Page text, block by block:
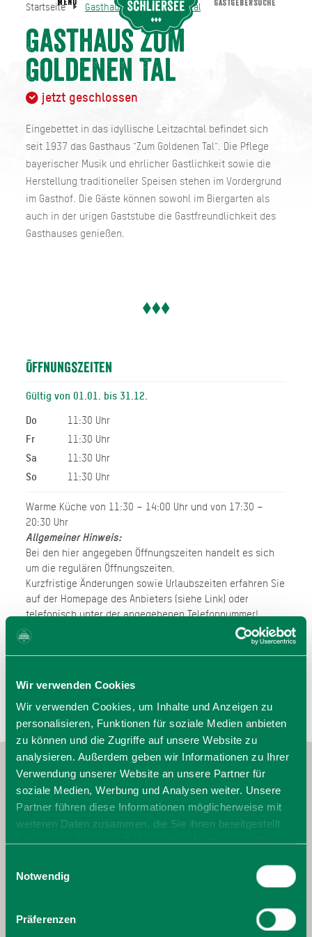
Wir verwenden Cookies
Wir verwenden Cookies, um Inhalte und Anzeigen zu
personalisieren, Funktionen für soziale Medien anbieten
zu können und die Zugriffe auf unsere Website zu
analysieren. Außerdem geben wir Informationen zu Ihrer
Verwendung unserer Website an unsere Partner für
soziale Medien, Werbung und Analysen weiter. Unsere
Partner führen diese Informationen möglicherweise mit
weiteren Daten zusammen, die Sie ihnen bereitgestellt
Cookies, wenn Sie unsere Webseite weiterhin nutzen.
Notwendig
Präferenzen
Startseite Gasthaus Zum Goldenen Tal
Gasthaus Zum
Goldenen Tal
jetzt geschlossen
Eingebettet in das idyllische Leitzachtal befindet sich
seit 1937 das Gasthaus "Zum Goldenen Tal". Die Pflege
bayerischer Musik und ehrlicher Gastlichkeit sowie die
Herstellung traditioneller Speisen stehen im Vordergrund
im Gasthof. Die Gäste können sowohl im Biergarten als
auch in der urigen Gaststube die Gastfreundlichkeit des
Gasthauses genießen.
Öffnungszeiten
Gültig von 01.01. bis 31.12.
Do
11:30 Uhr
Fr
11:30 Uhr
Sa
11:30 Uhr
So
11:30 Uhr
Warme Küche von 11:30 – 14:00 Uhr und von 17:30 –
20:30 Uhr
Allgemeiner Hinweis:
Bei den hier angegeben Öffnungszeiten handelt es sich
um die regulären Öffnungszeiten.
Kurzfristige Änderungen sowie Urlaubszeiten erfahren Sie
auf der Homepage des Anbieters (siehe Link) oder
telefonisch unter der angegebenen Telefonnummer!
Wir bitten um Verständnis.
Startseite Gasthaus Zum Goldenen Tal
MENU GASTGEBERSUCHE